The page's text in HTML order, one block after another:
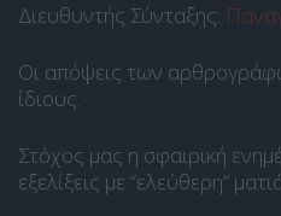
Διευθυντής Σύνταξης:
Οι απόψεις των
ίδιους.
Στόχος μας η σφαιρική
εξελίξεις με “ελεύθερη”